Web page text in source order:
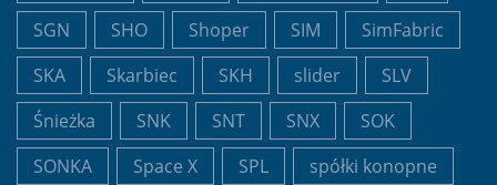
SGN
SHO Shoper SIM
SimFabric
SKA
Skarbiec SKH slider
SLV
Śnieżka
SNK SNT SNX
SOK
SONKA
Space X SPL
spółki konopne